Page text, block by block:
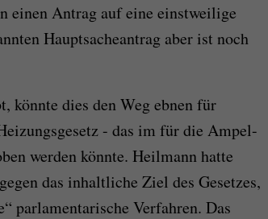
einen Antrag auf eine einstweilige
Hauptsacheantrag aber ist noch
könnte dies den Weg ebnen für
- das im für die Ampel-
werden könnte. Heilmann hatte
das inhaltliche Ziel des Gesetzes,
parlamentarische Verfahren. Das